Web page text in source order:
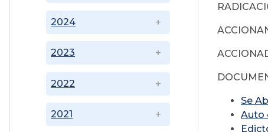
2021
2022
2023
2024
Se
Auto